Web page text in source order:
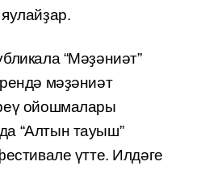
“Мәҙәниәт”
мәҙәниәт
ойошмалары
“Алтын тауыш”
үтте. Илдәге